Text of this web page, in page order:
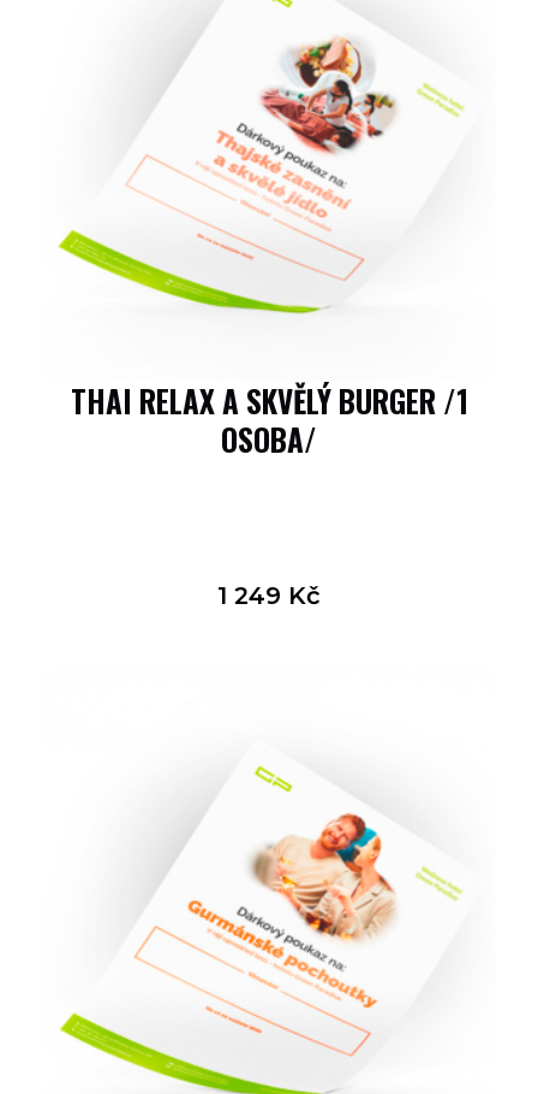
THAI RELAX A SKVĚLÝ BURGER /1
OSOBA/
1 249 Kč